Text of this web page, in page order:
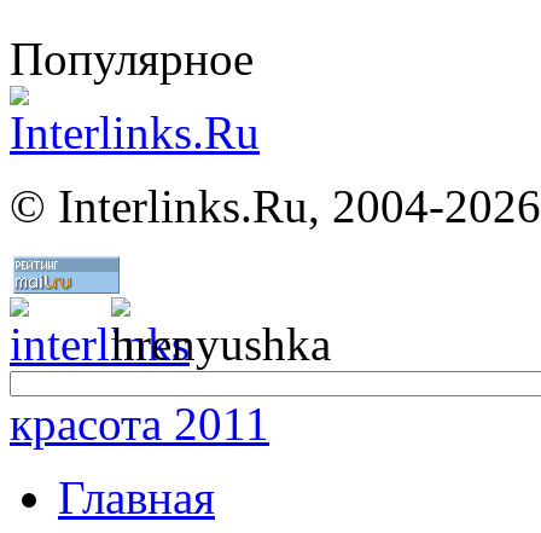
Популярное
© Interlinks.Ru, 2004-2026
красота 2011
Главная